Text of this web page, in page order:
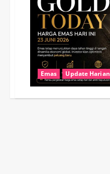
Emas Update Harian